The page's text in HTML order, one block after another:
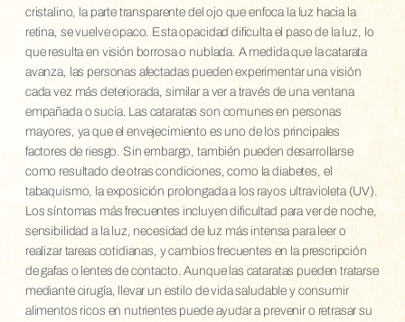
cristalino, la parte transparente del ojo que enfoca la luz hacia la
retina, se vuelve opaco. Esta opacidad dificulta el paso de la luz, lo
que resulta en visión borrosa o nublada. A medida que la catarata
avanza, las personas afectadas pueden experimentar una visión
cada vez más deteriorada, similar a ver a través de una ventana
empañada o sucia. Las cataratas son comunes en personas
mayores, ya que el envejecimiento es uno de los principales
factores de riesgo. Sin embargo, también pueden desarrollarse
como resultado de otras condiciones, como la diabetes, el
tabaquismo, la exposición prolongada a los rayos ultravioleta (UV).
Los síntomas más frecuentes incluyen dificultad para ver de noche,
sensibilidad a la luz, necesidad de luz más intensa para leer o
realizar tareas cotidianas, y cambios frecuentes en la prescripción
de gafas o lentes de contacto. Aunque las cataratas pueden tratarse
mediante cirugía, llevar un estilo de vida saludable y consumir
alimentos ricos en nutrientes puede ayudar a prevenir o retrasar su